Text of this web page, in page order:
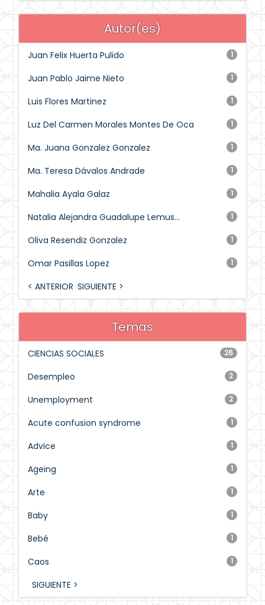
Autor(es)
1
Juan Felix Huerta Pulido
1
Juan Pablo Jaime Nieto
1
Luis Flores Martinez
1
Luz Del Carmen Morales Montes De Oca
1
Ma. Juana Gonzalez Gonzalez
1
Ma. Teresa Dávalos Andrade
1
Mahalia Ayala Galaz
1
Natalia Alejandra Guadalupe Lemus...
1
Oliva Resendiz Gonzalez
1
Omar Pasillas Lopez
< ANTERIOR SIGUIENTE >
Temas
26
CIENCIAS SOCIALES
2
Desempleo
2
Unemployment
1
Acute confusion syndrome
1
Advice
1
Ageing
1
Arte
1
Baby
1
Bebé
1
Caos
SIGUIENTE >